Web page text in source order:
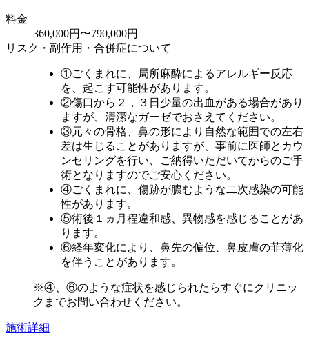
料金
360,000円〜790,000円
リスク・副作用・合併症について
①ごくまれに、局所麻酔によるアレルギー反応
を、起こす可能性があります。
②傷口から２，３日少量の出血がある場合があり
ますが、清潔なガーゼでおさえてください。
③元々の骨格、鼻の形により自然な範囲での左右
差は生じることがありますが、事前に医師とカウ
ンセリングを行い、ご納得いただいてからのご手
術となりますのでご安心ください。
④ごくまれに、傷跡が膿むような二次感染の可能
性があります。
⑤術後１ヵ月程違和感、異物感を感じることがあ
ります。
⑥経年変化により、鼻先の偏位、鼻皮膚の菲薄化
を伴うことがあります。
※④、⑥のような症状を感じられたらすぐにクリニッ
クまでお問い合わせください。
施術詳細